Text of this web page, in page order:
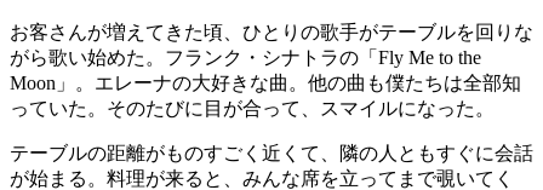
お客さんが増えてきた頃、ひとりの歌手がテーブルを回りな
がら歌い始めた。フランク・シナトラの「Fly Me to the
Moon」。エレーナの大好きな曲。他の曲も僕たちは全部知
っていた。そのたびに目が合って、スマイルになった。
テーブルの距離がものすごく近くて、隣の人ともすぐに会話
が始まる。料理が来ると、みんな席を立ってまで覗いてく